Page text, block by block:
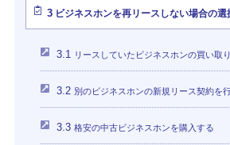
3ビジネスホンを再リースしない場合の選
3.1 リースしていたビジネスホンの買い取り
3.2 別のビジネスホンの新規リース契約を
3.3 格安の中古ビジネスホンを購入する